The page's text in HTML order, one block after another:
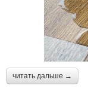
читать дальше →